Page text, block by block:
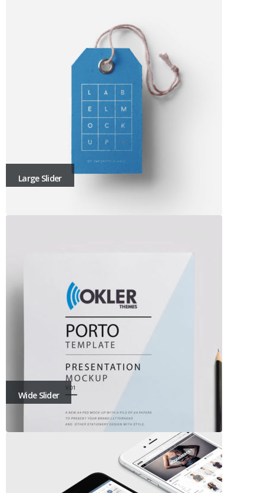
Large Slider
Wide Slider